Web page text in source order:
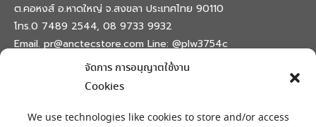
จัดการ การอนุญาตใช้งาน
Cookies
We use technologies like cookies to store and/or access
ต.คอหงส์ อ.หาดใหญ่ จ.สงขลา ประเทศไทย 90110
โทร.0 7489 2544, 08 9733 9932
Email. pr@anctecstore.com Line: @plw3754c
opensopensopensopens
เครื่องหมายลงทะเบียน